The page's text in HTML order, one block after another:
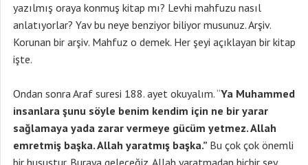
yazılmış oraya konmuş kitap mı? Levhi mahfuzu nasıl
anlatıyorlar? Yav bu neye benziyor biliyor musunuz. Arşiv.
Korunan bir arşiv. Mahfuz o demek. Her şeyi açıklayan bir kitap
işte.
Ondan sonra Araf suresi 188. ayet okuyalım. “Ya Muhammed
insanlara şunu söyle benim kendim için ne bir yarar
sağlamaya yada zarar vermeye gücüm yetmez. Allah
emretmiş başka. Allah yaratmış başka.” Bu çok çok önemli
bir husustur. Buraya geleceğiz. Allah yaratmadan hiçbir şey